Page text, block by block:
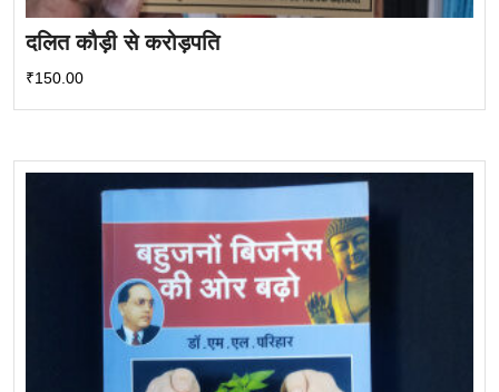
दलित कौड़ी से करोड़पति
₹150.00